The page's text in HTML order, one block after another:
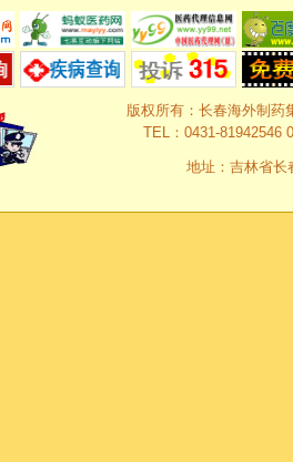
版权所有：长春海外制药
TEL：0431-81942546
地址：吉林省长